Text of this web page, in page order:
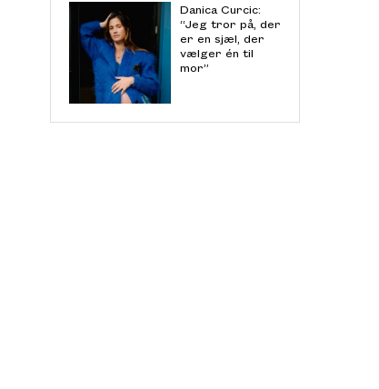
Danica Curcic:
“Jeg tror på, der
er en sjæl, der
vælger én til
mor”